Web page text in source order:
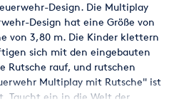
Design. Die Multiplay
Design hat eine Größe von
von 3,80 m. Die Kinder klettern
sich mit den eingebauten
Rutsche rauf, und rutschen
Multiplay mit Rutsche" ist
Taucht ein in die Welt der